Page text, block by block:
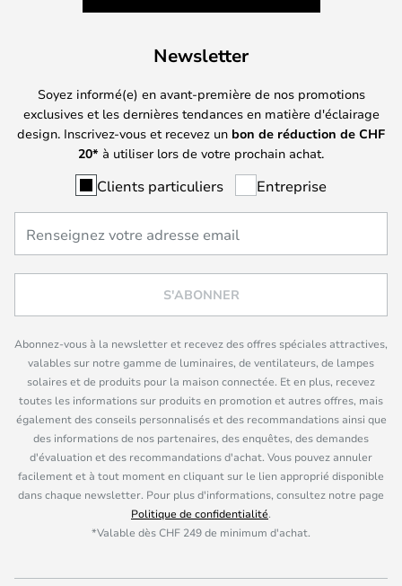
Newsletter
Soyez informé(e) en avant-première de nos promotions
exclusives et les dernières tendances en matière d'éclairage
design. Inscrivez-vous et recevez un bon de réduction de CHF
20* à utiliser lors de votre prochain achat.
Clients particuliers Entreprise
S'ABONNER
Abonnez-vous à la newsletter et recevez des offres spéciales attractives,
valables sur notre gamme de luminaires, de ventilateurs, de lampes
solaires et de produits pour la maison connectée. Et en plus, recevez
toutes les informations sur produits en promotion et autres offres, mais
également des conseils personnalisés et des recommandations ainsi que
des informations de nos partenaires, des enquêtes, des demandes
d'évaluation et des recommandations d'achat. Vous pouvez annuler
facilement et à tout moment en cliquant sur le lien approprié disponible
dans chaque newsletter. Pour plus d'informations, consultez notre page
Politique de confidentialité.
*Valable dès CHF 249 de minimum d'achat.